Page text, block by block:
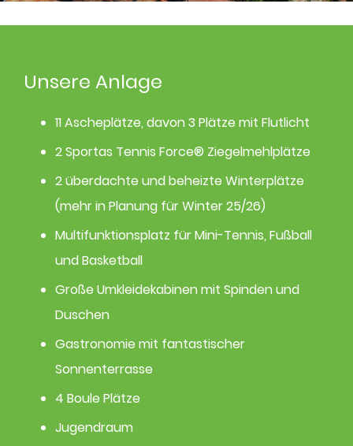
Unsere Anlage
11 Ascheplätze, davon 3 Plätze mit Flutlicht
2 Sportas Tennis Force® Ziegelmehlplätze
2 überdachte und beheizte Winterplätze
(mehr in Planung für Winter 25/26)
Multifunktionsplatz für Mini-Tennis, Fußball
und Basketball
Große Umkleidekabinen mit Spinden und
Duschen
Gastronomie mit fantastischer
Sonnenterrasse
4 Boule Plätze
Jugendraum​